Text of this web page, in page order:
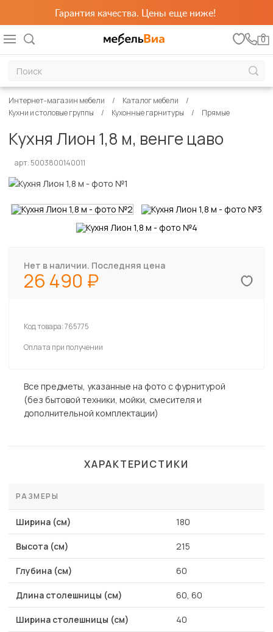
Гарантия качества. Цены еще ниже!
0
Интернет-магазин мебели
Каталог мебели
Кухни и столовые группы
Кухонные гарнитуры Прямые
Кухня Лион 1,8 м, венге цаво
арт. 5003800140011
Нет в наличии. Последняя цена
26 490
Код товара:765775
Оплата при получении
Все предметы, указанные на фото с фурнитурой
(без бытовой техники, мойки, смесителя и
дополнительной комплектации)
ХАРАКТЕРИСТИКИ
РАЗМЕРЫ
Ширина (см) 180
Высота (см) 215
Глубина (см) 60
Длина столешницы (см) 60, 60
Ширина столешницы (см) 40